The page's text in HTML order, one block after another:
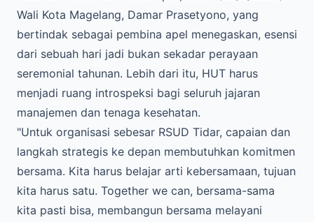
Wali Kota Magelang, Damar Prasetyono, yang
bertindak sebagai pembina apel menegaskan, esensi
dari sebuah hari jadi bukan sekadar perayaan
seremonial tahunan. Lebih dari itu, HUT harus
menjadi ruang introspeksi bagi seluruh jajaran
manajemen dan tenaga kesehatan.
"Untuk organisasi sebesar RSUD Tidar, capaian dan
langkah strategis ke depan membutuhkan komitmen
bersama. Kita harus belajar arti kebersamaan, tujuan
kita harus satu. Together we can, bersama-sama
kita pasti bisa, membangun bersama melayani